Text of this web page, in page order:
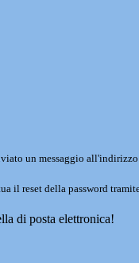
un messaggio
il reset della password
di posta elettronica!